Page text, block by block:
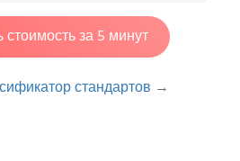
стоимость за 5 минут
стандартов →